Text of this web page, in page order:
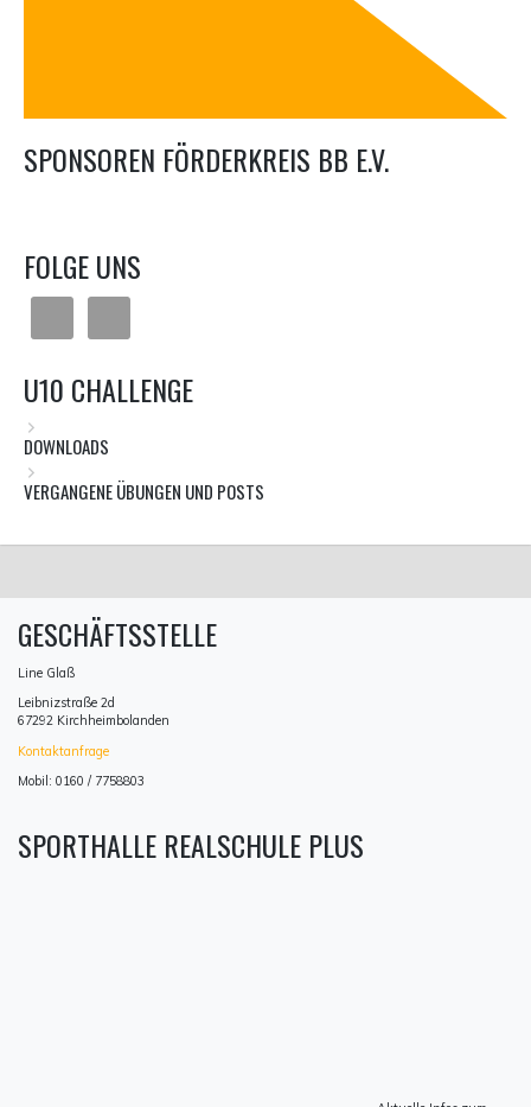
SPONSOREN FÖRDERKREIS BB E.V.
FOLGE UNS
U10 CHALLENGE
DOWNLOADS
VERGANGENE ÜBUNGEN UND POSTS
GESCHÄFTSSTELLE
Line Glaß
Leibnizstraße 2d
67292 Kirchheimbolanden
Kontaktanfrage
Mobil: 0160 / 7758803
SPORTHALLE REALSCHULE PLUS